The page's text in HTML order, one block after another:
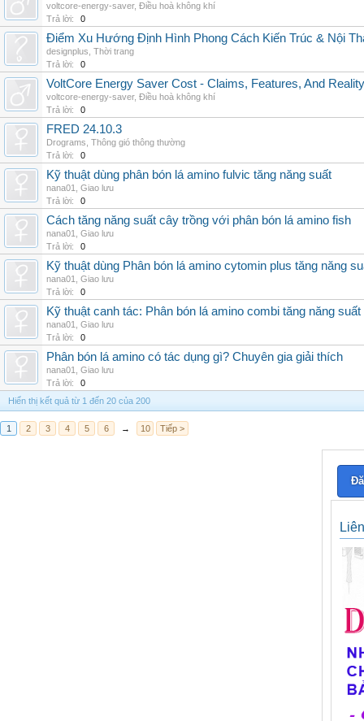
voltcore-energy-saver, Điều hoà không khí
Trả lời:
0
Điểm Xu Hướng Định Hình Phong Cách Kiến Trúc & Nội
designplus Thời trang
Trả lời:
0
VoltCore Energy Saver Cost - Claims, Features, And
voltcore-energy-saver, Điều hoà không khí
Trả lời:
0
FRED 24.10.3
Drograms Thông gió thông thường
Trả lời:
0
Kỹ thuật dùng phân bón lá amino fulvic tăng năng suất
nana01
Giao lưu
Trả lời:
0
Cách tăng năng suất cây trồng với phân bón lá amino fish
nana01
Giao lưu
Trả lời:
0
Kỹ thuật dùng Phân bón lá amino cytomin plus tăng năng
nana01
Giao lưu
Trả lời:
0
Kỹ thuật canh tác: Phân bón lá amino combi tăng năng suất
nana01
Giao lưu
Trả lời:
0
Phân bón lá amino có tác dụng gì? Chuyên gia giải thích
nana01
Giao lưu
Trả lời:
0
Hiển thị kết quả từ 1 đến 20 của 200
1 2 3 4 5 6 → 10 Tiếp >